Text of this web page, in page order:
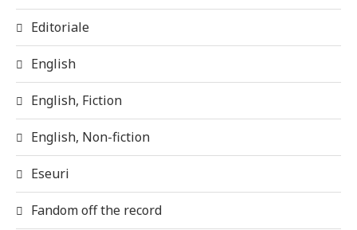
Editoriale
English
English, Fiction
English, Non-fiction
Eseuri
Fandom off the record